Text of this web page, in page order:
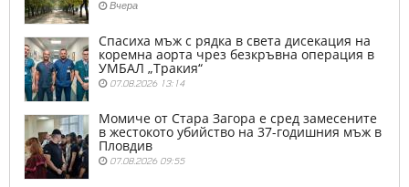
Вчера
Спасиха мъж с рядка в света дисекация на
коремна аорта чрез безкръвна операция в
УМБАЛ „Тракия“
07.08.2026 13:14
Момиче от Стара Загора е сред замесените
в жестокото убийство на 37-годишния мъж в
Пловдив
07.08.2026 09:55